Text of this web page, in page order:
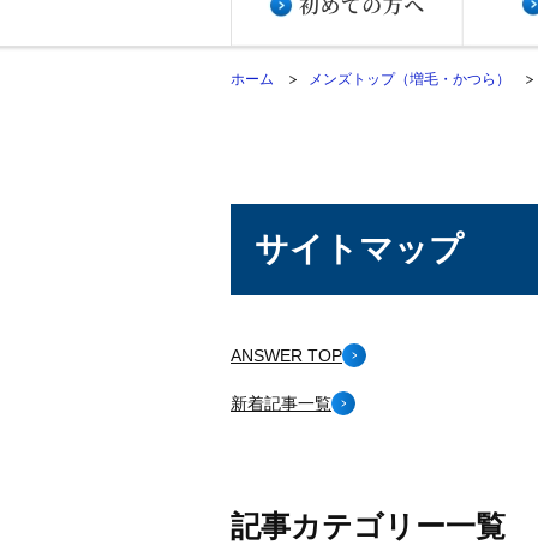
ホーム メンズトップ（増毛・かつら）
サイトマップ
ANSWER TOP
新着記事一覧
記事カテゴリー一覧